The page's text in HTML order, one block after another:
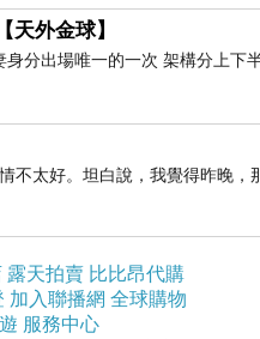
天外金球】
身分出場唯一的一次 架構分上下
不太好。坦白說，我覺得昨晚，
露天拍賣 比比昂代購
加入聯播網 全球購物
服務中心